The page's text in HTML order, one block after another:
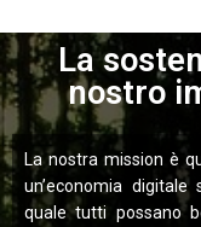
La
nostro
La nostra mission è
un’economia
quale tutti possano